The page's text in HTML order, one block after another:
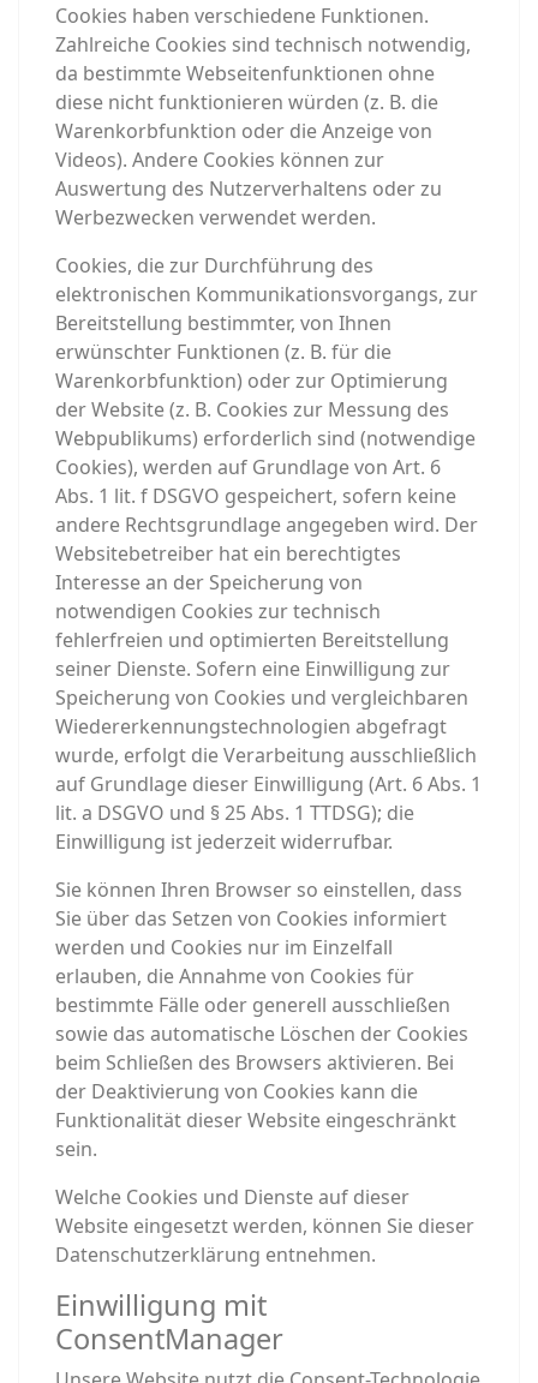
Cookies haben verschiedene Funktionen.
Zahlreiche Cookies sind technisch notwendig,
da bestimmte Webseitenfunktionen ohne
diese nicht funktionieren würden (z. B. die
Warenkorbfunktion oder die Anzeige von
Videos). Andere Cookies können zur
Auswertung des Nutzerverhaltens oder zu
Werbezwecken verwendet werden.
Cookies, die zur Durchführung des
elektronischen Kommunikationsvorgangs, zur
Bereitstellung bestimmter, von Ihnen
erwünschter Funktionen (z. B. für die
Warenkorbfunktion) oder zur Optimierung
der Website (z. B. Cookies zur Messung des
Webpublikums) erforderlich sind (notwendige
Cookies), werden auf Grundlage von Art. 6
Abs. 1 lit. f DSGVO gespeichert, sofern keine
andere Rechtsgrundlage angegeben wird. Der
Websitebetreiber hat ein berechtigtes
Interesse an der Speicherung von
notwendigen Cookies zur technisch
fehlerfreien und optimierten Bereitstellung
seiner Dienste. Sofern eine Einwilligung zur
Speicherung von Cookies und vergleichbaren
Wiedererkennungstechnologien abgefragt
wurde, erfolgt die Verarbeitung ausschließlich
auf Grundlage dieser Einwilligung (Art. 6 Abs. 1
lit. a DSGVO und § 25 Abs. 1 TTDSG); die
Einwilligung ist jederzeit widerrufbar.
Sie können Ihren Browser so einstellen, dass
Sie über das Setzen von Cookies informiert
werden und Cookies nur im Einzelfall
erlauben, die Annahme von Cookies für
bestimmte Fälle oder generell ausschließen
sowie das automatische Löschen der Cookies
beim Schließen des Browsers aktivieren. Bei
der Deaktivierung von Cookies kann die
Funktionalität dieser Website eingeschränkt
sein.
Welche Cookies und Dienste auf dieser
Website eingesetzt werden, können Sie dieser
Datenschutzerklärung entnehmen.
Einwilligung mit
ConsentManager